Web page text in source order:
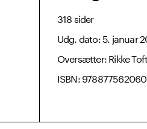
318 sider
Udg. dato: 5. januar
Oversætter: Rikke
ISBN: